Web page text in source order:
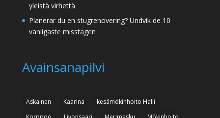
yleistä virhettä
Planerar du en stugrenovering? Undvik de 10
vanligaste misstagen
Avainsanapilvi
Askainen Kaarina
kesämökinhoito Halli